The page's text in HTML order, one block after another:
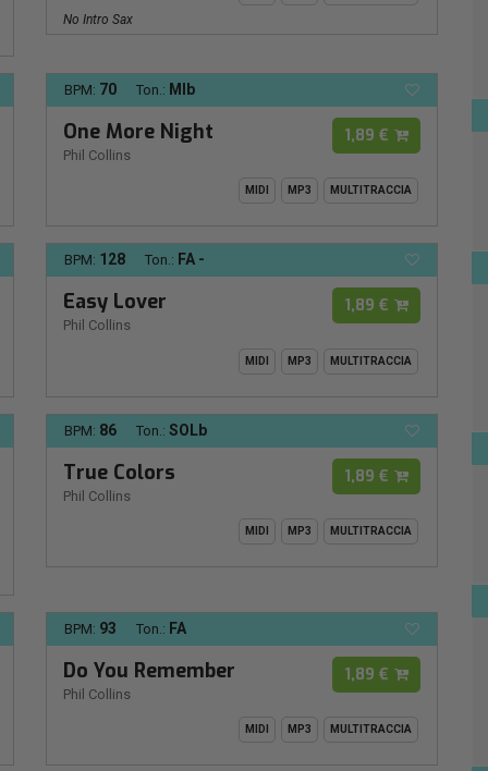
No Intro Sax
BPM: 70 Ton.: MIb
One More Night
Phil Collins
1,89 €
MIDI MP3 MULTITRACCIA
BPM: 128 Ton.: FA -
Easy Lover
Phil Collins
1,89 €
MIDI MP3 MULTITRACCIA
BPM: 86 Ton.: SOLb
True Colors
Phil Collins
1,89 €
MIDI MP3 MULTITRACCIA
BPM: 93 Ton.: FA
Do You Remember
Phil Collins
1,89 €
MIDI MP3 MULTITRACCIA